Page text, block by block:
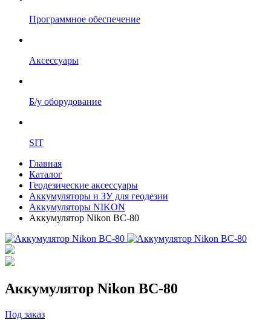
Программное обеспечение
Аксессуары
Б/у оборудование
SIT
Главная
Каталог
Геодезические аксессуары
Аккумуляторы и ЗУ для геодезии
Аккумуляторы NIKON
Аккумулятор Nikon BC-80
Аккумулятор Nikon BC-80
Под заказ